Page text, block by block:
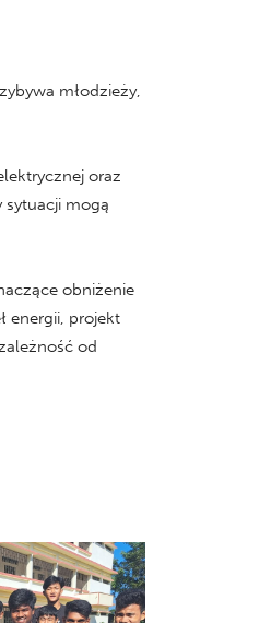
młodzieży,
oraz
sytuacji mogą
obniżenie
energii, projekt
od